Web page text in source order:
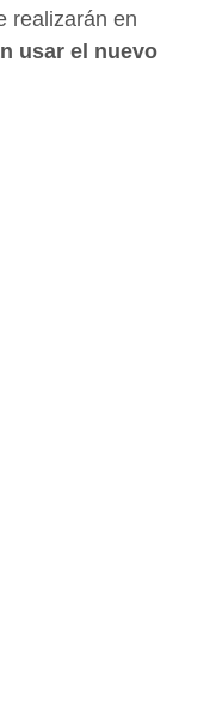
realizarán en
usar el nuevo